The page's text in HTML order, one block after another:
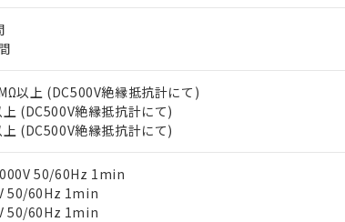
以上 (DC500V絶縁抵抗計にて)
(DC500V絶縁抵抗計にて)
(DC500V絶縁抵抗計にて)
50/60Hz 1min
50/60Hz 1min
50/60Hz 1min
※当社の共同利用者とは、"個人情報の共同利用に関し
いる法人を指します。
非含有証明書ダウンロード
の非含有証明書をダウンロードすることができます。
指令（10物質）の非含有証明書
質の非含有証明書（当社基準）
明書は発行日時点で非含有を証明するもので、過去に
、RoHS指令のフタル酸エステル類４物質の対応では
することから備考欄に対応日を記載しておりました。
当社にて対応品への在庫切替を完了していることから
愛しております。
」：未確認です。当社販売部門へお問い合わせください。
受注生産機種、また在庫状況の情報を公開してい